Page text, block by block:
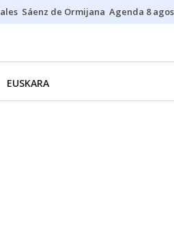
Sáenz de Ormijana Agenda 8
EUSKARA